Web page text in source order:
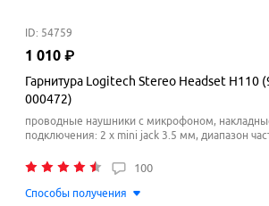
ID: 54759
1 010 ₽
Гарнитура Logitech Stereo Headset H110
000472)
проводные наушники с микрофоном,
подключения: 2 x mini jack 3.5 мм, диапазон
100
Способы получения